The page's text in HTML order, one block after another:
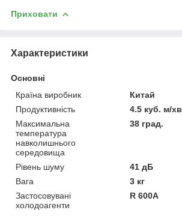
Приховати
Характеристики
Основні
Країна виробник
Китай
Продуктивність
4.5 куб. м/хв
Максимальна
температура
навколишнього
середовища
38 град.
Рівень шуму
41 дБ
Вага
3 кг
Застосовувані
холодоагенти
R 600А